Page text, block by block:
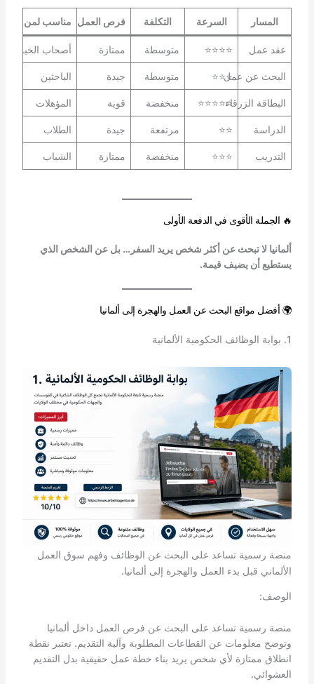
المسار السرعة التكلفة فرص العمل مناسب لمن
عقد عمل ⭐⭐⭐⭐ متوسطة ممتازة أصحاب الخبرة
البحث عن عمل⭐⭐⭐ متوسطة جيدة الباحثين
البطاقة الزرقاء⭐⭐⭐⭐⭐ منخفضة قوية المؤهلات
الدراسة ⭐⭐ مرتفعة جيدة الطلاب
التدريب ⭐⭐⭐ منخفضة ممتازة الشباب
🔥 الجملة الأقوى في الدفعة الأولى
ألمانيا لا تبحث عن أكثر شخص يريد السفر… بل عن الشخص الذي
يستطيع أن يضيف قيمة.
🌍 أفضل مواقع البحث عن العمل والهجرة إلى ألمانيا
1. بوابة الوظائف الحكومية الألمانية
منصة رسمية تساعد على البحث عن الوظائف وفهم سوق العمل
الألماني قبل بدء العمل والهجرة إلى ألمانيا.
الوصف:
منصة رسمية تساعد على البحث عن فرص العمل داخل ألمانيا
وتوضح معلومات عن القطاعات المطلوبة وآلية التقديم. تعتبر نقطة
انطلاق ممتازة لأي شخص يريد بناء خطة عمل حقيقية بدل التقديم
العشوائي.